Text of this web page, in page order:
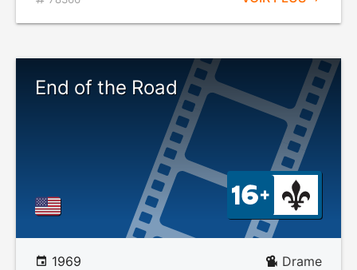
End of the Road
1969 Drame